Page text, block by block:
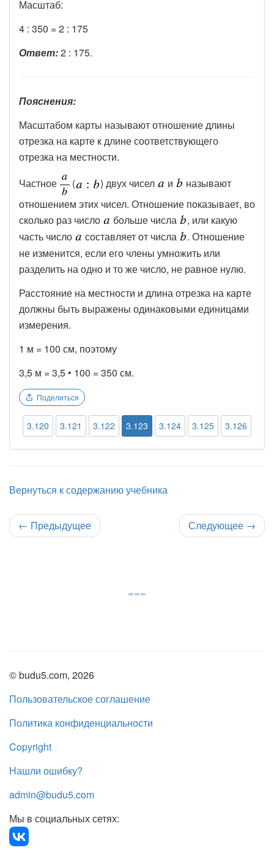
Масштаб:
4 : 350 = 2 : 175
Ответ:2 : 175.
Пояснения:
Масштабом карты называют отношение длины
отрезка на карте к длине соответствующего
отрезка на местности.
Частное
( ) двух чисел и
называют
отношением этих чисел. Отношение показывает, во
сколько раз число
больше числа
, или какую
часть число
составляет от числа
. Отношение
не изменится, если его члены умножить или
разделить на одно и то же число, не равное нулю.
Расстояние на местности и длина отрезка на карте
должны быть выражены одинаковыми единицами
измерения.
1 м = 100 см, поэтому
3,5 м = 3,5 • 100 = 350 см.
Поделиться
3.120 3.121 3.122 3.123 3.124 3.125 3.126
Вернуться к содержанию учебника
← Предыдущее Следующее →
© budu5.com, 2026
Пользовательское соглашение
Политика конфиденциальности
Copyright
Нашли ошибку?
admin@budu5.com
Мы в социальных сетях: